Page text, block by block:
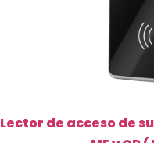
Lector de acceso de